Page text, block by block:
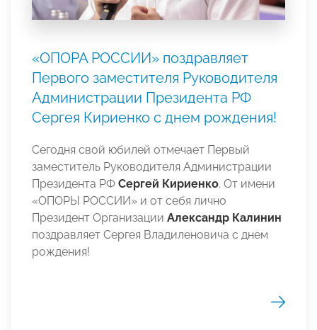
«ОПОРА РОССИИ» поздравляет
Первого заместителя Руководителя
Администрации Президента РФ
Сергея Кириенко с днем рождения!
Сегодня свой юбилей отмечает Первый
заместитель Руководителя Администрации
Президента РФ Сергей Кириенко. От имени
«ОПОРЫ РОССИИ» и от себя лично
Президент Организации Александр Калинин
поздравляет Сергея Владиленовича с днем
рождения!